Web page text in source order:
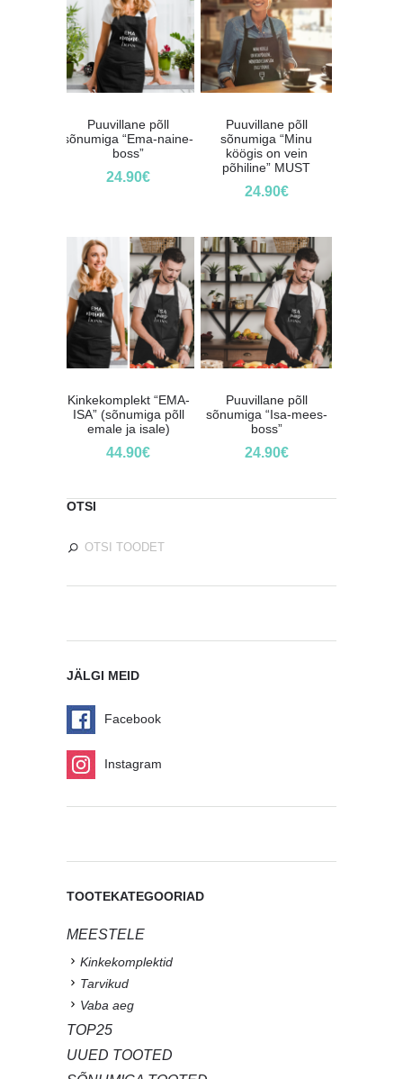
Puuvillane põll
sõnumiga “Ema-naine-
boss”
24.90€
Puuvillane põll
sõnumiga “Minu
köögis on vein
põhiline” MUST
24.90€
Kinkekomplekt “EMA-
ISA” (sõnumiga põll
emale ja isale)
44.90€
Puuvillane põll
sõnumiga “Isa-mees-
boss”
24.90€
OTSI
JÄLGI MEID
Facebook
Instagram
TOOTEKATEGOORIAD
MEESTELE
Kinkekomplektid
Tarvikud
Vaba aeg
TOP25
UUED TOOTED